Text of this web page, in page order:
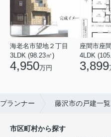
海老名市望地２丁目
3LDK (98.23㎡)
4,950万円
座間市座
4LDK
3,899
ランナー 藤沢市の戸建一覧
市区町村から探す